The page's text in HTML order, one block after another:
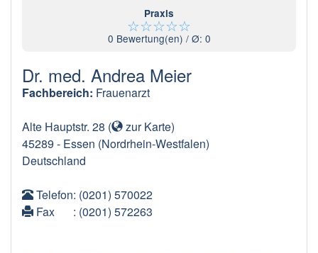
Praxis
☆☆☆☆☆
0 Bewertung(en) / Ø: 0
Dr. med. Andrea Meier
Fachbereich: Frauenarzt
Alte Hauptstr. 28 ( zur Karte)
45289 - Essen (Nordrhein-Westfalen)
Deutschland
Telefon: (0201) 570022
Fax
: (0201) 572263